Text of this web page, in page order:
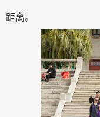
距离。